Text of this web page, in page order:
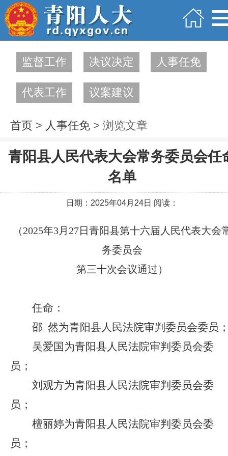
监督工作 决议决定 人事任免
代表工作 议案建议
首页 > 人事任免 > 浏览文章
青阳县人民代表大会常务委员会任
名单
日期：2025年04月24日 阅读：
（2025年3月27日青阳县第十六届人民代表大会
务委员会
第三十次会议通过）
任命：
邵 然为青阳县人民法院审判委员会委员
吴爱国为青阳县人民法院审判委员会委
员；
刘观方为青阳县人民法院审判委员会委
员；
檀丽婷为青阳县人民法院审判委员会委
员；